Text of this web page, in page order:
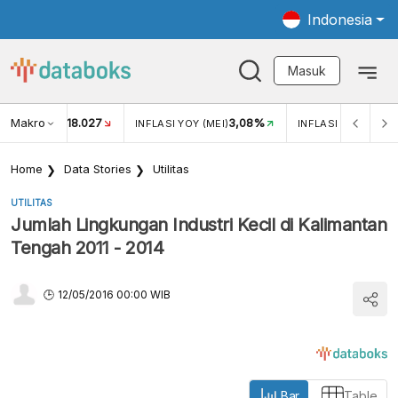
Indonesia
Masuk
Makro
USD/IDR 18.027 INFLASI YOY (MEI)3,08% INFLASI MOM (MEI)
Home Data Stories Utilitas
UTILITAS
Jumlah Lingkungan Industri Kecil di Kalimantan
Tengah 2011 - 2014
12/05/2016 00:00 WIB